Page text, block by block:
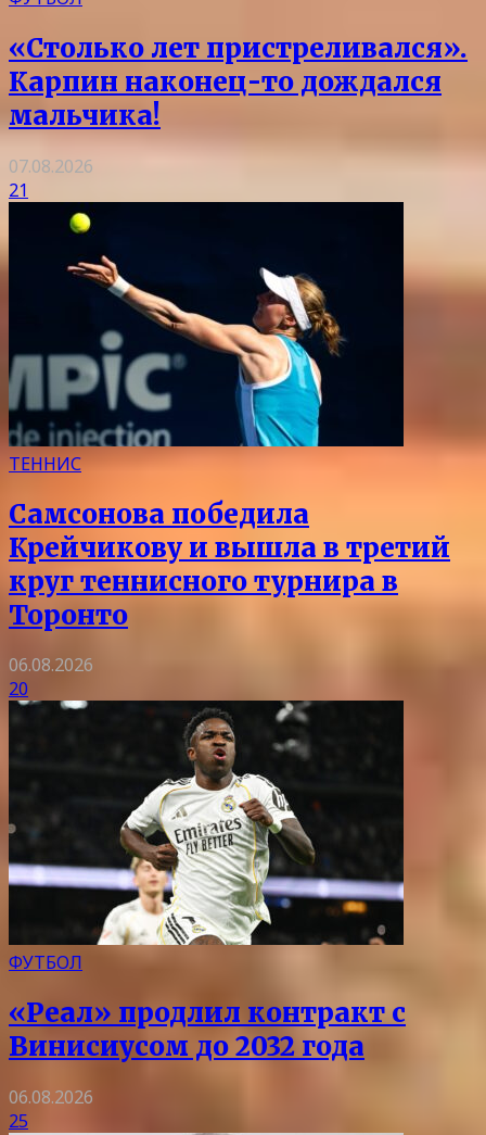
«Столько лет пристреливался».
Карпин наконец-то дождался
мальчика!
07.08.2026
21
ТЕННИС
Самсонова победила
Крейчикову и вышла в третий
круг теннисного турнира в
Торонто
06.08.2026
20
ФУТБОЛ
«Реал» продлил контракт с
Винисиусом до 2032 года
06.08.2026
25